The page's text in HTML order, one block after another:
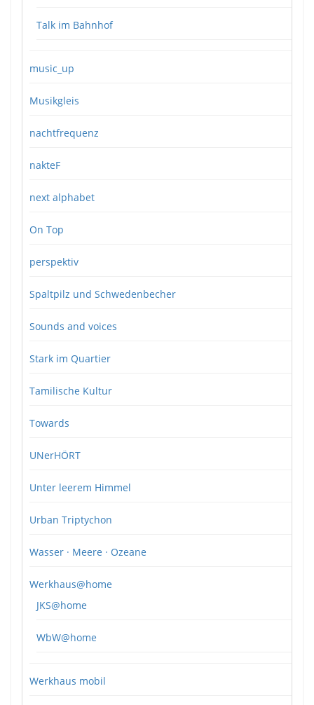
Talk im Bahnhof
music_up
Musikgleis
nachtfrequenz
nakteF
next alphabet
On Top
perspektiv
Spaltpilz und Schwedenbecher
Sounds and voices
Stark im Quartier
Tamilische Kultur
Towards
UNerHÖRT
Unter leerem Himmel
Urban Triptychon
Wasser · Meere · Ozeane
Werkhaus@home
JKS@home
WbW@home
Werkhaus mobil